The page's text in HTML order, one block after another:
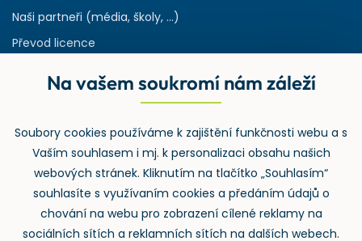
Naši partneři (média, školy, ...)
Převod licence
Rejstřík používaných zkratek v odpadech
Zpětný odběr
Na vašem soukromí nám záleží
Soubory cookies používáme k zajištění funkčnosti webu a s
Vaším souhlasem i mj. k personalizaci obsahu našich
webových stránek. Kliknutím na tlačítko „Souhlasím“
souhlasíte s využívaním cookies a předáním údajů o
chování na webu pro zobrazení cílené reklamy na
sociálních sítích a reklamních sítích na dalších webech.